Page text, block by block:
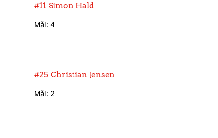
#11 Simon Hald
Mål: 4
#25 Christian Jensen
Mål: 2